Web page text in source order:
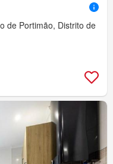
de Portimão, Distrito de